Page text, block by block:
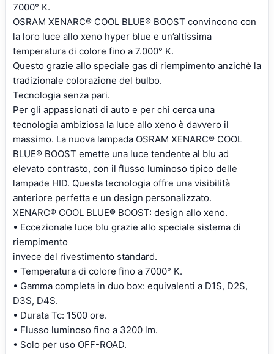
7000° K.
OSRAM XENARC® COOL BLUE® BOOST convincono con
la loro luce allo xeno hyper blue e un’altissima
temperatura di colore fino a 7.000° K.
Questo grazie allo speciale gas di riempimento anzichè la
tradizionale colorazione del bulbo.
Tecnologia senza pari.
Per gli appassionati di auto e per chi cerca una
tecnologia ambiziosa la luce allo xeno è davvero il
massimo. La nuova lampada OSRAM XENARC® COOL
BLUE® BOOST emette una luce tendente al blu ad
elevato contrasto, con il flusso luminoso tipico delle
lampade HID. Questa tecnologia offre una visibilità
anteriore perfetta e un design personalizzato.
XENARC® COOL BLUE® BOOST: design allo xeno.
• Eccezionale luce blu grazie allo speciale sistema di
riempimento
invece del rivestimento standard.
• Temperatura di colore fino a 7000° K.
• Gamma completa in duo box: equivalenti a D1S, D2S,
D3S, D4S.
• Durata Tc: 1500 ore.
• Flusso luminoso fino a 3200 lm.
• Solo per uso OFF-ROAD.